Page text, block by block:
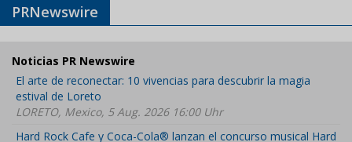
PRNewswire
Noticias PR Newswire
El arte de reconectar: 10 vivencias para descubrir la magia
estival de Loreto
LORETO, Mexico, 5 Aug. 2026 16:00 Uhr
Hard Rock Cafe y Coca-Cola® lanzan el concurso musical Hard